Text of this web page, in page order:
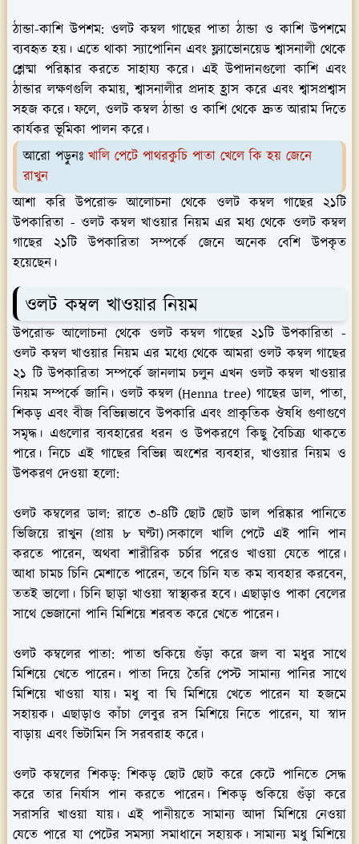
ঠান্ডা-কাশি উপশম: ওলট কম্বল গাছের পাতা ঠান্ডা ও কাশি উপশমে
ব্যবহৃত হয়। এতে থাকা স্যাপোনিন এবং ফ্ল্যাভোনয়েড শ্বাসনালী থেকে
শ্লেষ্মা পরিষ্কার করতে সাহায্য করে। এই উপাদানগুলো কাশি এবং
ঠান্ডার লক্ষণগুলি কমায়, শ্বাসনালীর প্রদাহ হ্রাস করে এবং শ্বাসপ্রশ্বাস
সহজ করে। ফলে, ওলট কম্বল ঠান্ডা ও কাশি থেকে দ্রুত আরাম দিতে
কার্যকর ভূমিকা পালন করে।
আরো পড়ুনঃ খালি পেটে পাথরকুচি পাতা খেলে কি হয় জেনে
রাখুন
আশা করি উপরোক্ত আলোচনা থেকে ওলট কম্বল গাছের ২১টি
উপকারিতা - ওলট কম্বল খাওয়ার নিয়ম এর মধ্য থেকে ওলট কম্বল
গাছের ২১টি উপকারিতা সম্পর্কে জেনে অনেক বেশি উপকৃত
হয়েছেন।
ওলট কম্বল খাওয়ার নিয়ম
উপরোক্ত আলোচনা থেকে ওলট কম্বল গাছের ২১টি উপকারিতা -
ওলট কম্বল খাওয়ার নিয়ম এর মধ্যে থেকে আমরা ওলট কম্বল গাছের
২১ টি উপকারিতা সম্পর্কে জানলাম চলুন এখন ওলট কম্বল খাওয়ার
নিয়ম সম্পর্কে জানি। ওলট কম্বল (Henna tree) গাছের ডাল, পাতা,
শিকড় এবং বীজ বিভিন্নভাবে উপকারি এবং প্রাকৃতিক ঔষধি গুণাগুণে
সমৃদ্ধ। এগুলোর ব্যবহারের ধরন ও উপকরণে কিছু বৈচিত্র্য থাকতে
পারে। নিচে এই গাছের বিভিন্ন অংশের ব্যবহার, খাওয়ার নিয়ম ও
উপকরণ দেওয়া হলো:
ওলট কম্বলের ডাল: রাতে ৩-৪টি ছোট ছোট ডাল পরিষ্কার পানিতে
ভিজিয়ে রাখুন (প্রায় ৮ ঘণ্টা)।সকালে খালি পেটে এই পানি পান
করতে পারেন, অথবা শারীরিক চর্চার পরেও খাওয়া যেতে পারে।
আধা চামচ চিনি মেশাতে পারেন, তবে চিনি যত কম ব্যবহার করবেন,
ততই ভালো। চিনি ছাড়া খাওয়া স্বাস্থ্যকর হবে। এছাড়াও পাকা বেলের
সাথে ভেজানো পানি মিশিয়ে শরবত করে খেতে পারেন।
ওলট কম্বলের পাতা: পাতা শুকিয়ে গুঁড়া করে জল বা মধুর সাথে
মিশিয়ে খেতে পারেন। পাতা দিয়ে তৈরি পেস্ট সামান্য পানির সাথে
মিশিয়ে খাওয়া যায়। মধু বা ঘি মিশিয়ে খেতে পারেন যা হজমে
সহায়ক। এছাড়াও কাঁচা লেবুর রস মিশিয়ে নিতে পারেন, যা স্বাদ
বাড়ায় এবং ভিটামিন সি সরবরাহ করে।
ওলট কম্বলের শিকড়: শিকড় ছোট ছোট করে কেটে পানিতে সেদ্ধ
করে তার নির্যাস পান করতে পারেন। শিকড় শুকিয়ে গুঁড়া করে
সরাসরি খাওয়া যায়। এই পানীয়তে সামান্য আদা মিশিয়ে নেওয়া
যেতে পারে যা পেটের সমস্যা সমাধানে সহায়ক। সামান্য মধু মিশিয়ে